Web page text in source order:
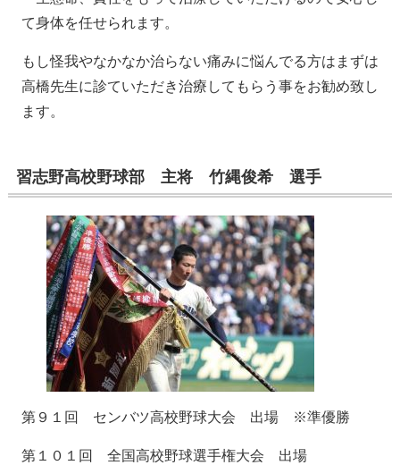
て身体を任せられます。
もし怪我やなかなか治らない痛みに悩んでる方はまずは
高橋先生に診ていただき治療してもらう事をお勧め致し
ます。
習志野高校野球部 主将 竹縄俊希 選手
第９１回 センバツ高校野球大会 出場 ※準優勝
第１０１回 全国高校野球選手権大会 出場